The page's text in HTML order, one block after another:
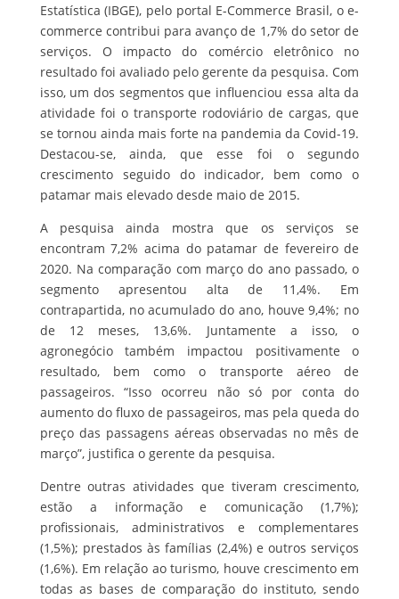
Estatística (IBGE), pelo portal E-Commerce Brasil, o e-
commerce contribui para avanço de 1,7% do setor de
serviços. O impacto do comércio eletrônico no
resultado foi avaliado pelo gerente da pesquisa. Com
isso, um dos segmentos que influenciou essa alta da
atividade foi o transporte rodoviário de cargas, que
se tornou ainda mais forte na pandemia da Covid-19.
Destacou-se, ainda, que esse foi o segundo
crescimento seguido do indicador, bem como o
patamar mais elevado desde maio de 2015.
A pesquisa ainda mostra que os serviços se
encontram 7,2% acima do patamar de fevereiro de
2020. Na comparação com março do ano passado, o
segmento apresentou alta de 11,4%. Em
contrapartida, no acumulado do ano, houve 9,4%; no
de 12 meses, 13,6%. Juntamente a isso, o
agronegócio também impactou positivamente o
resultado, bem como o transporte aéreo de
passageiros. “Isso ocorreu não só por conta do
aumento do fluxo de passageiros, mas pela queda do
preço das passagens aéreas observadas no mês de
março”, justifica o gerente da pesquisa.
Dentre outras atividades que tiveram crescimento,
estão a informação e comunicação (1,7%);
profissionais, administrativos e complementares
(1,5%); prestados às famílias (2,4%) e outros serviços
(1,6%). Em relação ao turismo, houve crescimento em
todas as bases de comparação do instituto, sendo